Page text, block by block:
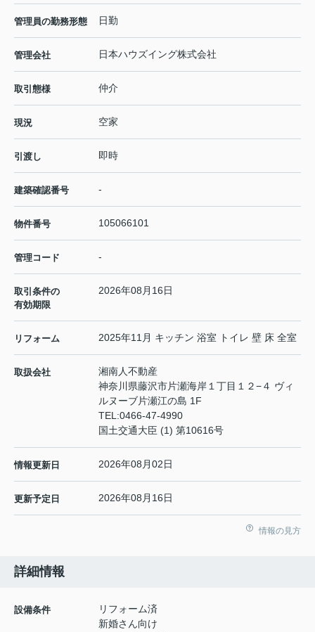
管理員の勤務形態 日勤
管理会社 日本ハウズイング株式会社
取引態様 仲介
現況 空家
引渡し 即時
建築確認番号 -
物件番号 105066101
管理コード -
取引条件の
有効期限
2026年08月16日
リフォーム 2025年11月 キッチン 浴室 トイレ 壁 床 全室
取扱会社
湘南人不動産
神奈川県藤沢市片瀬海岸１丁目１２−４ ヴィ
ルヌーブ片瀬江の島 1F
TEL:0466-47-4990
国土交通大臣 (1) 第10616号
情報更新日 2026年08月02日
更新予定日 2026年08月16日
情報の見方
詳細情報
設備条件
リフォーム済
新婚さん向け